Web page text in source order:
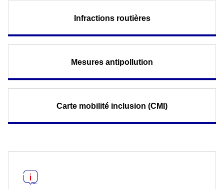
Infractions routières
Mesures antipollution
Carte mobilité inclusion (CMI)